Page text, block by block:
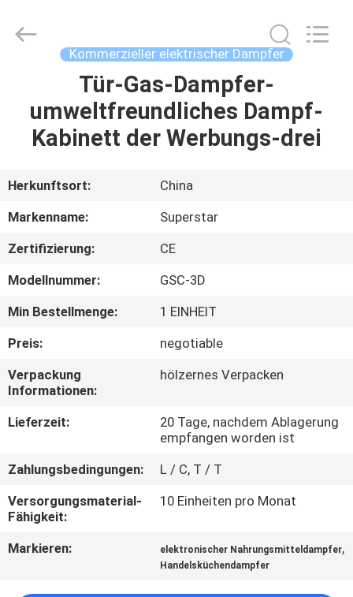
PRODUKTE
VIDEOS
UNS
FABRIK-
AUSFLUG
QUALITÄTSKONTROLLE
SIE
MIT
UNS
IN
equipments
limited.
Kommerzieller elektrischer Dampfer
Tür-Gas-Dampfer-
umweltfreundliches Dampf-
Kabinett der Werbungs-drei
Herkunftsort:
China
Markenname:
Superstar
Zertifizierung:
CE
Modellnummer:
GSC-3D
Min Bestellmenge:
1 EINHEIT
Preis:
negotiable
Verpackung
Informationen:
hölzernes Verpacken
Lieferzeit:
20 Tage, nachdem Ablagerung
empfangen worden ist
Zahlungsbedingungen:
L / C, T / T
Versorgungsmaterial-
Fähigkeit:
10 Einheiten pro Monat
Markieren: elektronischer Nahrungsmitteldampfer,
Handelsküchendampfer